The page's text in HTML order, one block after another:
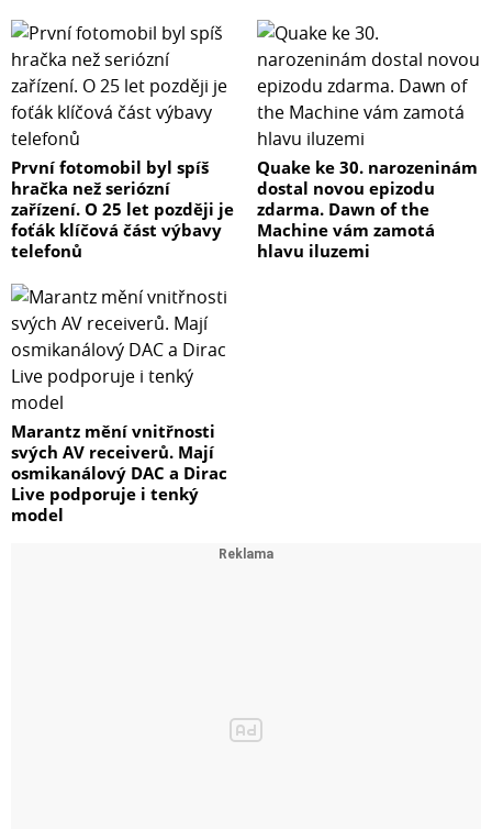
První fotomobil byl spíš
hračka než seriózní
zařízení. O 25 let později je
foťák klíčová část výbavy
telefonů
Quake ke 30. narozeninám
dostal novou epizodu
zdarma. Dawn of the
Machine vám zamotá
hlavu iluzemi
Marantz mění vnitřnosti
svých AV receiverů. Mají
osmikanálový DAC a Dirac
Live podporuje i tenký
model